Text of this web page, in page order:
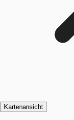
Kartenansicht